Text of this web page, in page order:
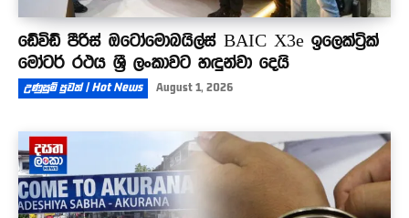
ඩේවිඩ් පීරිස් ඔටෝමොබයිල්ස් BAIC X3e ඉලෙක්ට්‍රික්
මෝටර් රථය ශ්‍රී ලංකාවට හඳුන්වා දෙයි
උණුසුම් පුවත් | Hot News August 1, 2026